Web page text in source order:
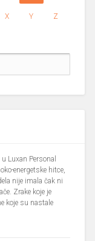
X Y Z
Luxan Personal
energetske hitce,
nije imala čak ni
Zrake koje je
koje su nastale